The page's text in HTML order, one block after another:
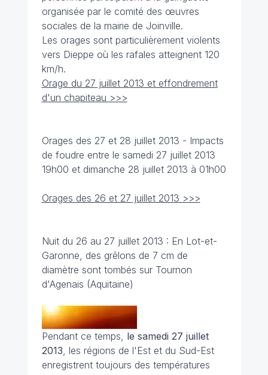
organisée par le comité des œuvres
sociales de la mairie de Joinville.
Les orages sont particulièrement violents
vers Dieppe où les rafales atteignent 120
km/h.
Orage du 27 juillet 2013 et effondrement
d'un chapiteau >>>
Orages des 27 et 28 juillet 2013 - Impacts
de foudre entre le samedi 27 juillet 2013
19h00 et dimanche 28 juillet 2013 à 01h00
Orages des 26 et 27 juillet 2013 >>>
Nuit du 26 au 27 juillet 2013 : En Lot-et-
Garonne, des grêlons de 7 cm de
diamètre sont tombés sur Tournon
d'Agenais (Aquitaine)
Pendant ce temps, le samedi 27 juillet
2013, les régions de l'Est et du Sud-Est
enregistrent toujours des températures